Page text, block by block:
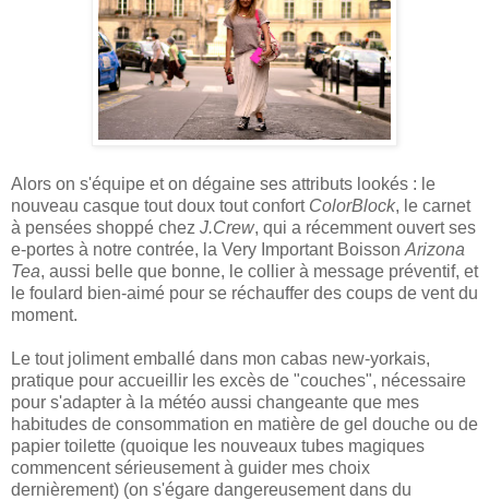
Alors on s'équipe et on dégaine ses attributs lookés : le
nouveau casque tout doux tout confort ColorBlock, le carnet
à pensées shoppé chez J.Crew, qui a récemment ouvert ses
e-portes à notre contrée, la Very Important Boisson Arizona
Tea, aussi belle que bonne, le collier à message préventif, et
le foulard bien-aimé pour se réchauffer des coups de vent du
moment.
Le tout joliment emballé dans mon cabas new-yorkais,
pratique pour accueillir les excès de "couches", nécessaire
pour s'adapter à la météo aussi changeante que mes
habitudes de consommation en matière de gel douche ou de
papier toilette (quoique les nouveaux tubes magiques
commencent sérieusement à guider mes choix
dernièrement) (on s'égare dangereusement dans du